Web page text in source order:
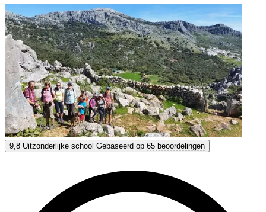
Academia Pradoventura
9,8 Uitzonderlijk Gebaseerd op 65 beoordelingen
Krijg persoonlijk advies
9,8 Uitzonderlijke school Gebaseerd op 65 beoordelingen